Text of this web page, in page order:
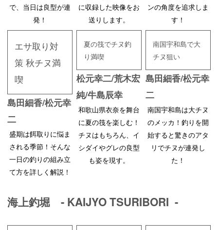
で、当日は良型が連
発！
に収録した映像をお
送りします。
ンの角度を追求しま
す！
エサ取り対
策 秋チヌ満
喫
島田細香/松元幸
二
盛期は餌取りに悩ま
される季節！そんな
一日の釣りの組み立
て方を詳しく解説！
夏の筏でチヌ釣
り満喫
松元幸二/荒木宏
純/牛島辰幸
和歌山県衣奈を舞台
に夏の筏を楽しむ！
チヌはもちろん、イ
シダイやグレの良型
も姿を現す。
南国宇和島で大
チヌ狙い
島田細香/松元幸
二
南国宇和島は大チヌ
のメッカ！釣りを開
始すると驚きのアタ
リでチヌが連発し
た！
海上釣堀 - KAIJYO TSURIBORI -